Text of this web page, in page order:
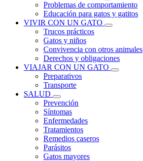
Problemas de comportamiento
Educación para gatos y gatitos
VIVIR CON UN GATO
Trucos prácticos
Gatos y niños
Convivencia con otros animales
Derechos y obligaciones
VIAJAR CON UN GATO
Preparativos
Transporte
SALUD
Prevención
Síntomas
Enfermedades
Tratamientos
Remedios caseros
Parásitos
Gatos mayores